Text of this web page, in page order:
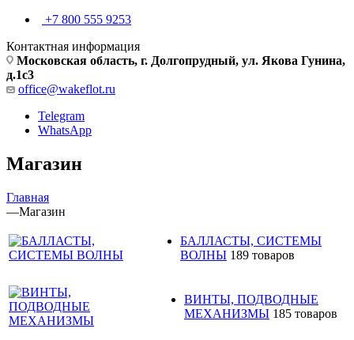
+7 800 555 9253
Контактная информация
Московская область, г. Долгопрудный, ул. Якова Гунина,
д.1с3
office@wakeflot.ru
Telegram
WhatsApp
Магазин
Главная
—Магазин
БАЛЛАСТЫ, СИСТЕМЫ
ВОЛНЫ 189 товаров
ВИНТЫ, ПОДВОДНЫЕ
МЕХАНИЗМЫ 185 товаров